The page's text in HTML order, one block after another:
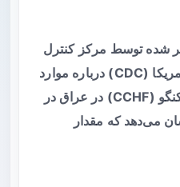
شده توسط مرکز کنترل
و پیشگیری از بیماری‌های آمریکا (CDC) درباره موارد
تب خونریزی‌دهنده کریمه–کنگو (CCHF) در عراق در
۲۰۲۲–۲۰۲۳ نشان می‌دهد که مقدار